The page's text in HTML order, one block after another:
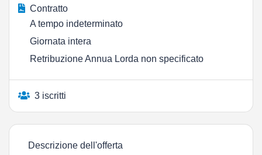
Contratto
A tempo indeterminato
Giornata intera
Retribuzione Annua Lorda non specificato
3 iscritti
Descrizione dell'offerta